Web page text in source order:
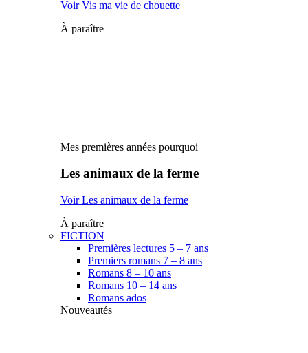
Voir Vis ma vie de chouette
À paraître
Mes premières années pourquoi
Les animaux de la ferme
Voir Les animaux de la ferme
À paraître
FICTION
Premières lectures 5 – 7 ans
Premiers romans 7 – 8 ans
Romans 8 – 10 ans
Romans 10 – 14 ans
Romans ados
Nouveautés